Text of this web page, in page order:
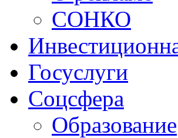
СОНКО
Госуслуги
Соцсфера
Образование